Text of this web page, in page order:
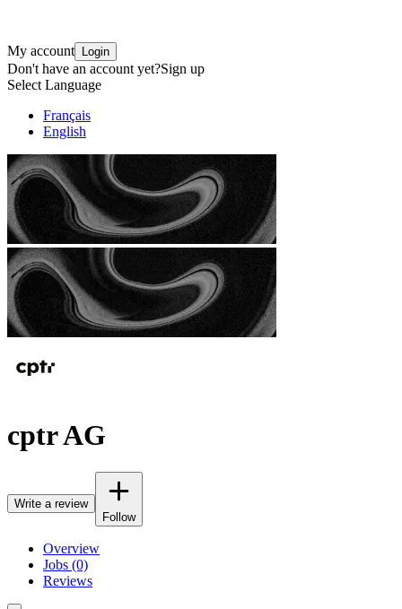
My account Login
Don't have an account yet?Sign up
Select Language
Français
English
cptr AG
Write a review
Follow
Overview
Jobs (0)
Reviews